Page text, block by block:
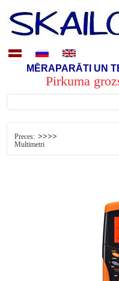
MĒRAPARĀTI UN
Pirkuma
Preces: >>>>
Multimetri